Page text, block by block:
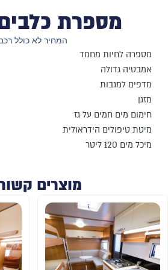
מספרת
המחיר לא כולל
מספרה לחיות מחמד
אמבטיה גדולה
מדפים למגבות
מזגן
חימום מים חמים על גז
מיטת טיפולים הידראולית
מיכל מים 120 ליטר
מוצרים